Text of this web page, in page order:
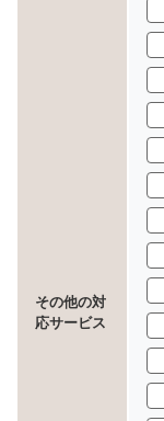
その他の対
応サービス